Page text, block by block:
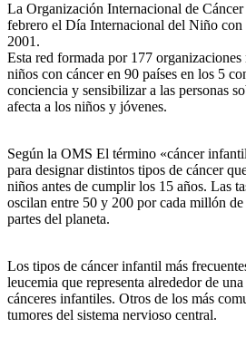
La Organización Internacional de
febrero el Día Internacional del Niño
2001.
Esta red formada por 177 organizaciones
niños con cáncer en 90 países en los 5
conciencia y sensibilizar a las personas
afecta a los niños y jóvenes.
Según la OMS El término «cáncer
para designar distintos tipos de cáncer
niños antes de cumplir los 15 años. Las
oscilan entre 50 y 200 por cada millón
partes del planeta.
Los tipos de cáncer infantil más
leucemia que representa alrededor de
cánceres infantiles. Otros de los más
tumores del sistema nervioso central.